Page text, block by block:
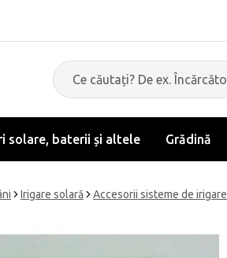
solare, baterii și altele Grădină
Irigare solară Accesorii sisteme de irigare